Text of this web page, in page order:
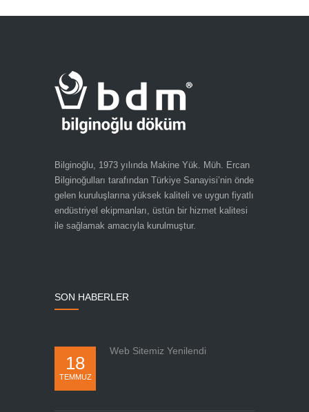
Bilginoğlu, 1973 yılında Makine Yük. Müh. Ercan
Bilginoğulları tarafından Türkiye Sanayisi’nin önde
gelen kuruluşlarına yüksek kaliteli ve uygun fiyatlı
endüstriyel ekipmanları, üstün bir hizmet kalitesi
ile sağlamak amacıyla kurulmuştur.
SON HABERLER
18
TEMMUZ
Web Sitemiz Yenilendi